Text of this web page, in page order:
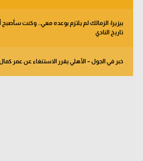
بيزيرا: الزمالك لم يلتزم بوعده معي.. وكنت
تاريخ النادي
خبر في الجول – الأهلي يقرر الاستنغاء عن عمر